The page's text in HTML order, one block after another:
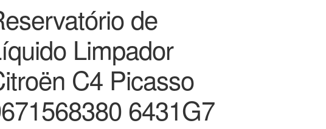
de
Limpador
C4 Picasso
6431G7